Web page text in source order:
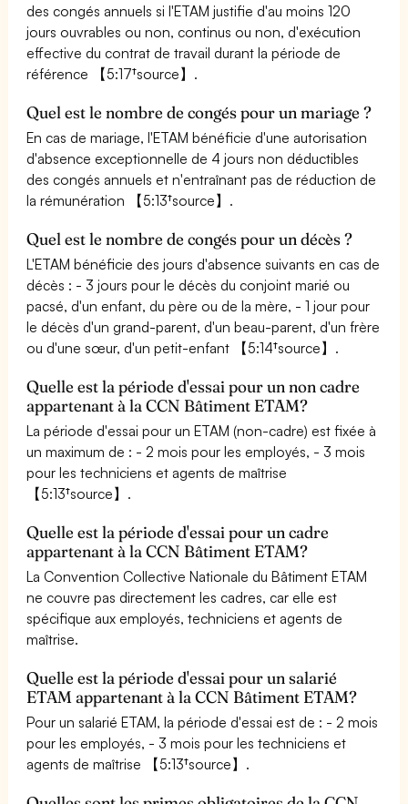
des congés annuels si l'ETAM justifie d'au moins 120
jours ouvrables ou non, continus ou non, d'exécution
effective du contrat de travail durant la période de
référence 【5:17†source】.
Quel est le nombre de congés pour un mariage ?
En cas de mariage, l'ETAM bénéficie d'une autorisation
d'absence exceptionnelle de 4 jours non déductibles
des congés annuels et n'entraînant pas de réduction de
la rémunération 【5:13†source】.
Quel est le nombre de congés pour un décès ?
L'ETAM bénéficie des jours d'absence suivants en cas de
décès : - 3 jours pour le décès du conjoint marié ou
pacsé, d'un enfant, du père ou de la mère, - 1 jour pour
le décès d'un grand-parent, d'un beau-parent, d'un frère
ou d'une sœur, d'un petit-enfant 【5:14†source】.
Quelle est la période d'essai pour un non cadre
appartenant à la CCN Bâtiment ETAM?
La période d'essai pour un ETAM (non-cadre) est fixée à
un maximum de : - 2 mois pour les employés, - 3 mois
pour les techniciens et agents de maîtrise
【5:13†source】.
Quelle est la période d'essai pour un cadre
appartenant à la CCN Bâtiment ETAM?
La Convention Collective Nationale du Bâtiment ETAM
ne couvre pas directement les cadres, car elle est
spécifique aux employés, techniciens et agents de
maîtrise.
Quelle est la période d'essai pour un salarié
ETAM appartenant à la CCN Bâtiment ETAM?
Pour un salarié ETAM, la période d'essai est de : - 2 mois
pour les employés, - 3 mois pour les techniciens et
agents de maîtrise 【5:13†source】.